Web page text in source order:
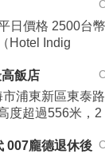
日價格 2500台
Hotel Indig
高飯店
市浦東新區東泰
度超過556米，2
007龐德退休後